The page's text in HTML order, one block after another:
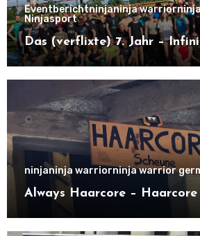
Eventberichtninjaninja warrior
Ninjasport
Das (verflixte) 7. Jahr –
ninjaninja warriorninja warrior
Always Haarcore –